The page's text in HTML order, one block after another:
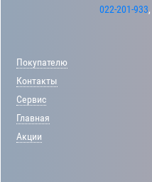
022-201-933,
Покупателю
Контакты
Сервис
Главная
Акции